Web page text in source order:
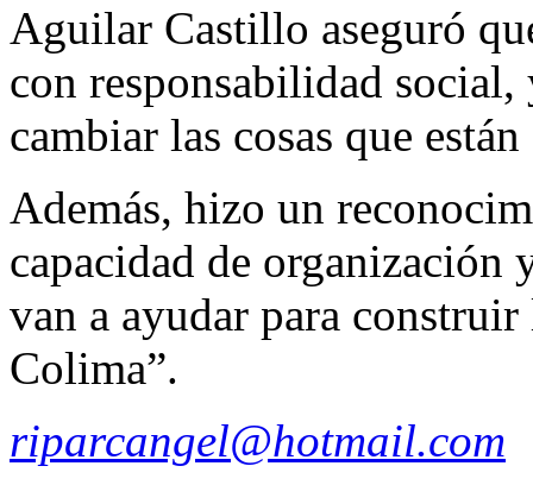
Aguilar Castillo aseguró
con responsabilidad social,
cambiar las cosas que
Además, hizo un
capacidad de organización
van a ayudar para
Colima”.
riparcangel@hotmail.com